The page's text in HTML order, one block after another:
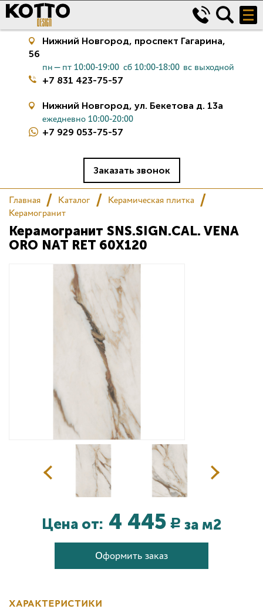
Керамическая плитка
Салон
Сертификаты
Дизайнерам
Комплекс услуг
Нижний Новгород, проспект Гагарина,
56
пн—пт 10:00-19:00 сб 10:00-18:00 вс выходной
+7 831 423-75-57
Нижний Новгород, ул. Бекетова д. 13а
ежедневно 10:00-20:00
+7 929 053-75-57
Заказать звонок
Главная Каталог
Керамическая плитка
Керамогранит
Керамогранит SNS.SIGN.CAL. VENA
ORO NAT RET 60X120
Цена от: 4 445 Р за м2
Оформить заказ
ХАРАКТЕРИСТИКИ